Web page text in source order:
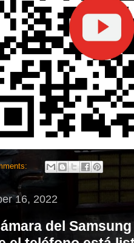
16, 2022
del